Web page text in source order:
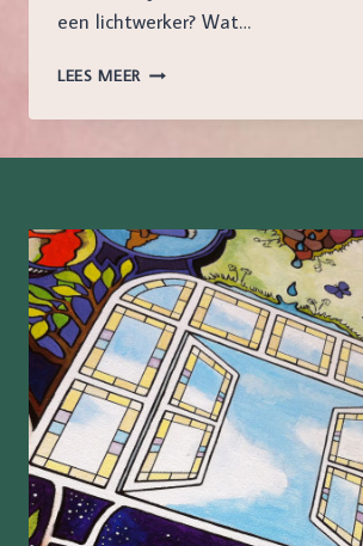
een lichtwerker? Wat…
LEES MEER LICHTWERKERS